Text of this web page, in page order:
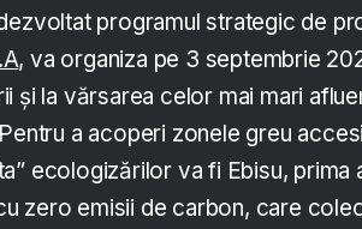
programul strategic de
, va organiza pe 3 septembrie
și la vărsarea celor mai mari
a acoperi zonele greu
ecologizărilor va fi Ebisu, prima
zero emisii de carbon, care